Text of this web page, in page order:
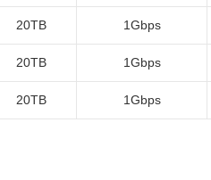
20TB 1Gbps
20TB 1Gbps
20TB 1Gbps